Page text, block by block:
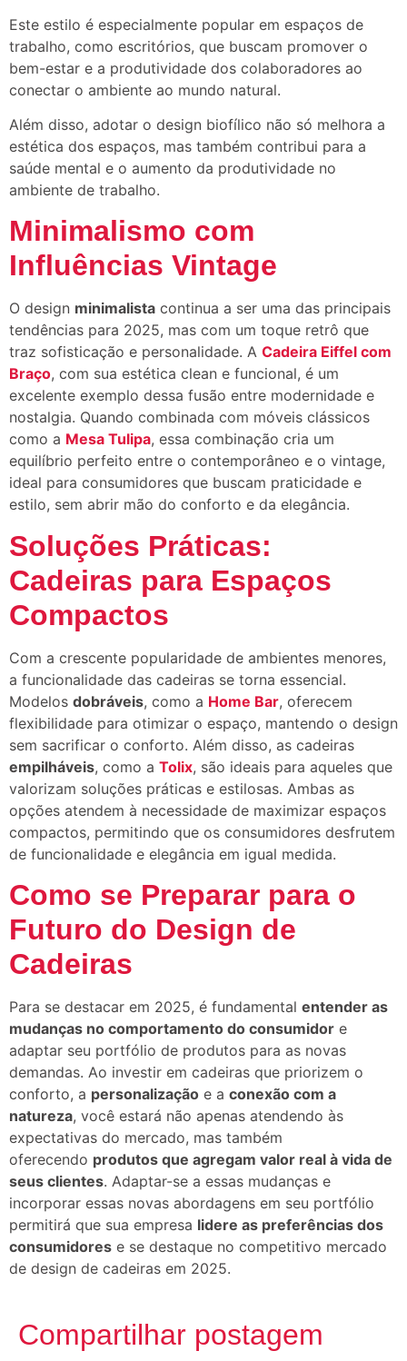
Este estilo é especialmente popular em espaços de
trabalho, como escritórios, que buscam promover o
bem-estar e a produtividade dos colaboradores ao
conectar o ambiente ao mundo natural.
Além disso, adotar o design biofílico não só melhora a
estética dos espaços, mas também contribui para a
saúde mental e o aumento da produtividade no
ambiente de trabalho.
Minimalismo com
Influências Vintage
O design minimalista continua a ser uma das principais
tendências para 2025, mas com um toque retrô que
traz sofisticação e personalidade. A Cadeira Eiffel com
Braço, com sua estética clean e funcional, é um
excelente exemplo dessa fusão entre modernidade e
nostalgia. Quando combinada com móveis clássicos
como a Mesa Tulipa, essa combinação cria um
equilíbrio perfeito entre o contemporâneo e o vintage,
ideal para consumidores que buscam praticidade e
estilo, sem abrir mão do conforto e da elegância.
Soluções Práticas:
Cadeiras para Espaços
Compactos
Com a crescente popularidade de ambientes menores,
a funcionalidade das cadeiras se torna essencial.
Modelos dobráveis, como a Home Bar, oferecem
flexibilidade para otimizar o espaço, mantendo o design
sem sacrificar o conforto. Além disso, as cadeiras
empilháveis, como a Tolix, são ideais para aqueles que
valorizam soluções práticas e estilosas. Ambas as
opções atendem à necessidade de maximizar espaços
compactos, permitindo que os consumidores desfrutem
de funcionalidade e elegância em igual medida.
Como se Preparar para o
Futuro do Design de
Cadeiras
Para se destacar em 2025, é fundamental entender as
mudanças no comportamento do consumidor e
adaptar seu portfólio de produtos para as novas
demandas. Ao investir em cadeiras que priorizem o
conforto, a personalização e a conexão com a
natureza, você estará não apenas atendendo às
expectativas do mercado, mas também
oferecendo produtos que agregam valor real à vida de
seus clientes. Adaptar-se a essas mudanças e
incorporar essas novas abordagens em seu portfólio
permitirá que sua empresa lidere as preferências dos
consumidores e se destaque no competitivo mercado
de design de cadeiras em 2025.
Compartilhar postagem